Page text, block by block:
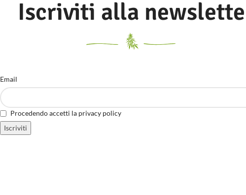
Iscriviti alla
Email
Procedendo accetti la privacy policy